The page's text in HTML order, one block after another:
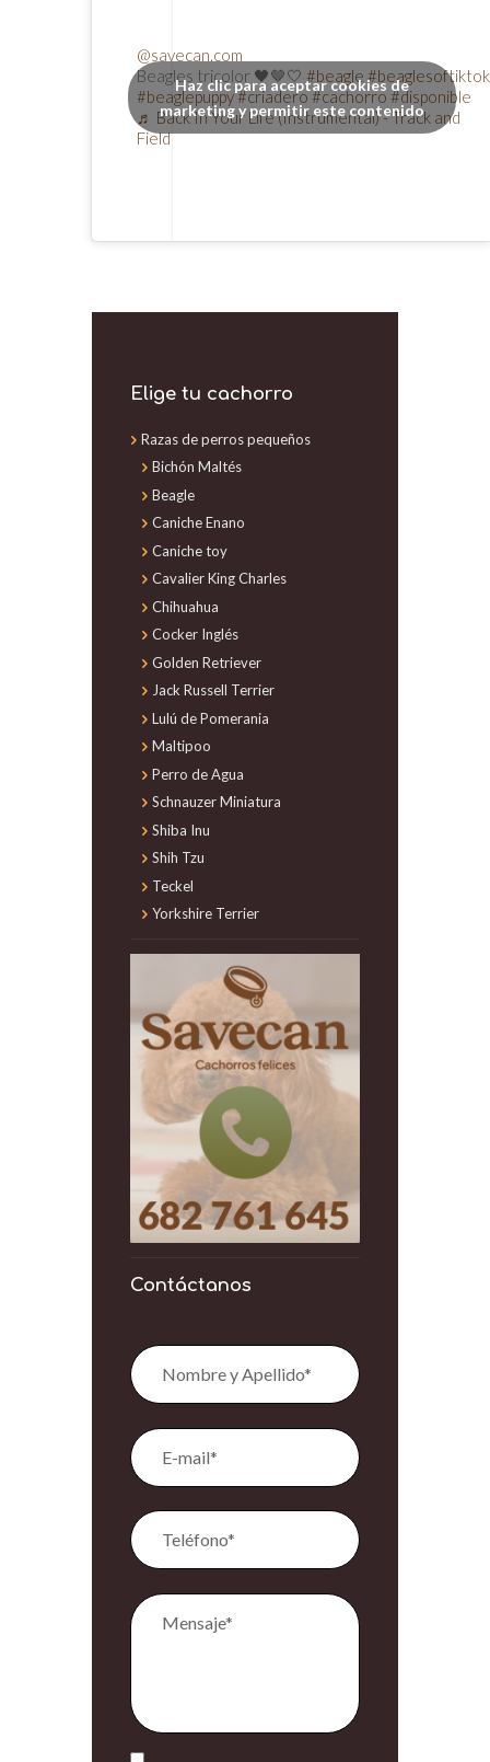
@savecan.com
Beagles tricolor 🖤🤎🤍 #beagle #beaglesoftiktok
#beaglepuppy#criadero #cachorro #disponible
♬ Back In Your Life (Instrumental) - Track and
Field
Haz clic para aceptar cookies de
marketing y permitir este contenido
Elige tu cachorro
Razas de perros pequeños
Bichón Maltés
Beagle
Caniche Enano
Caniche toy
Cavalier King Charles
Chihuahua
Cocker Inglés
Golden Retriever
Jack Russell Terrier
Lulú de Pomerania
Maltipoo
Perro de Agua
Schnauzer Miniatura
Shiba Inu
Shih Tzu
Teckel
Yorkshire Terrier
Contáctanos